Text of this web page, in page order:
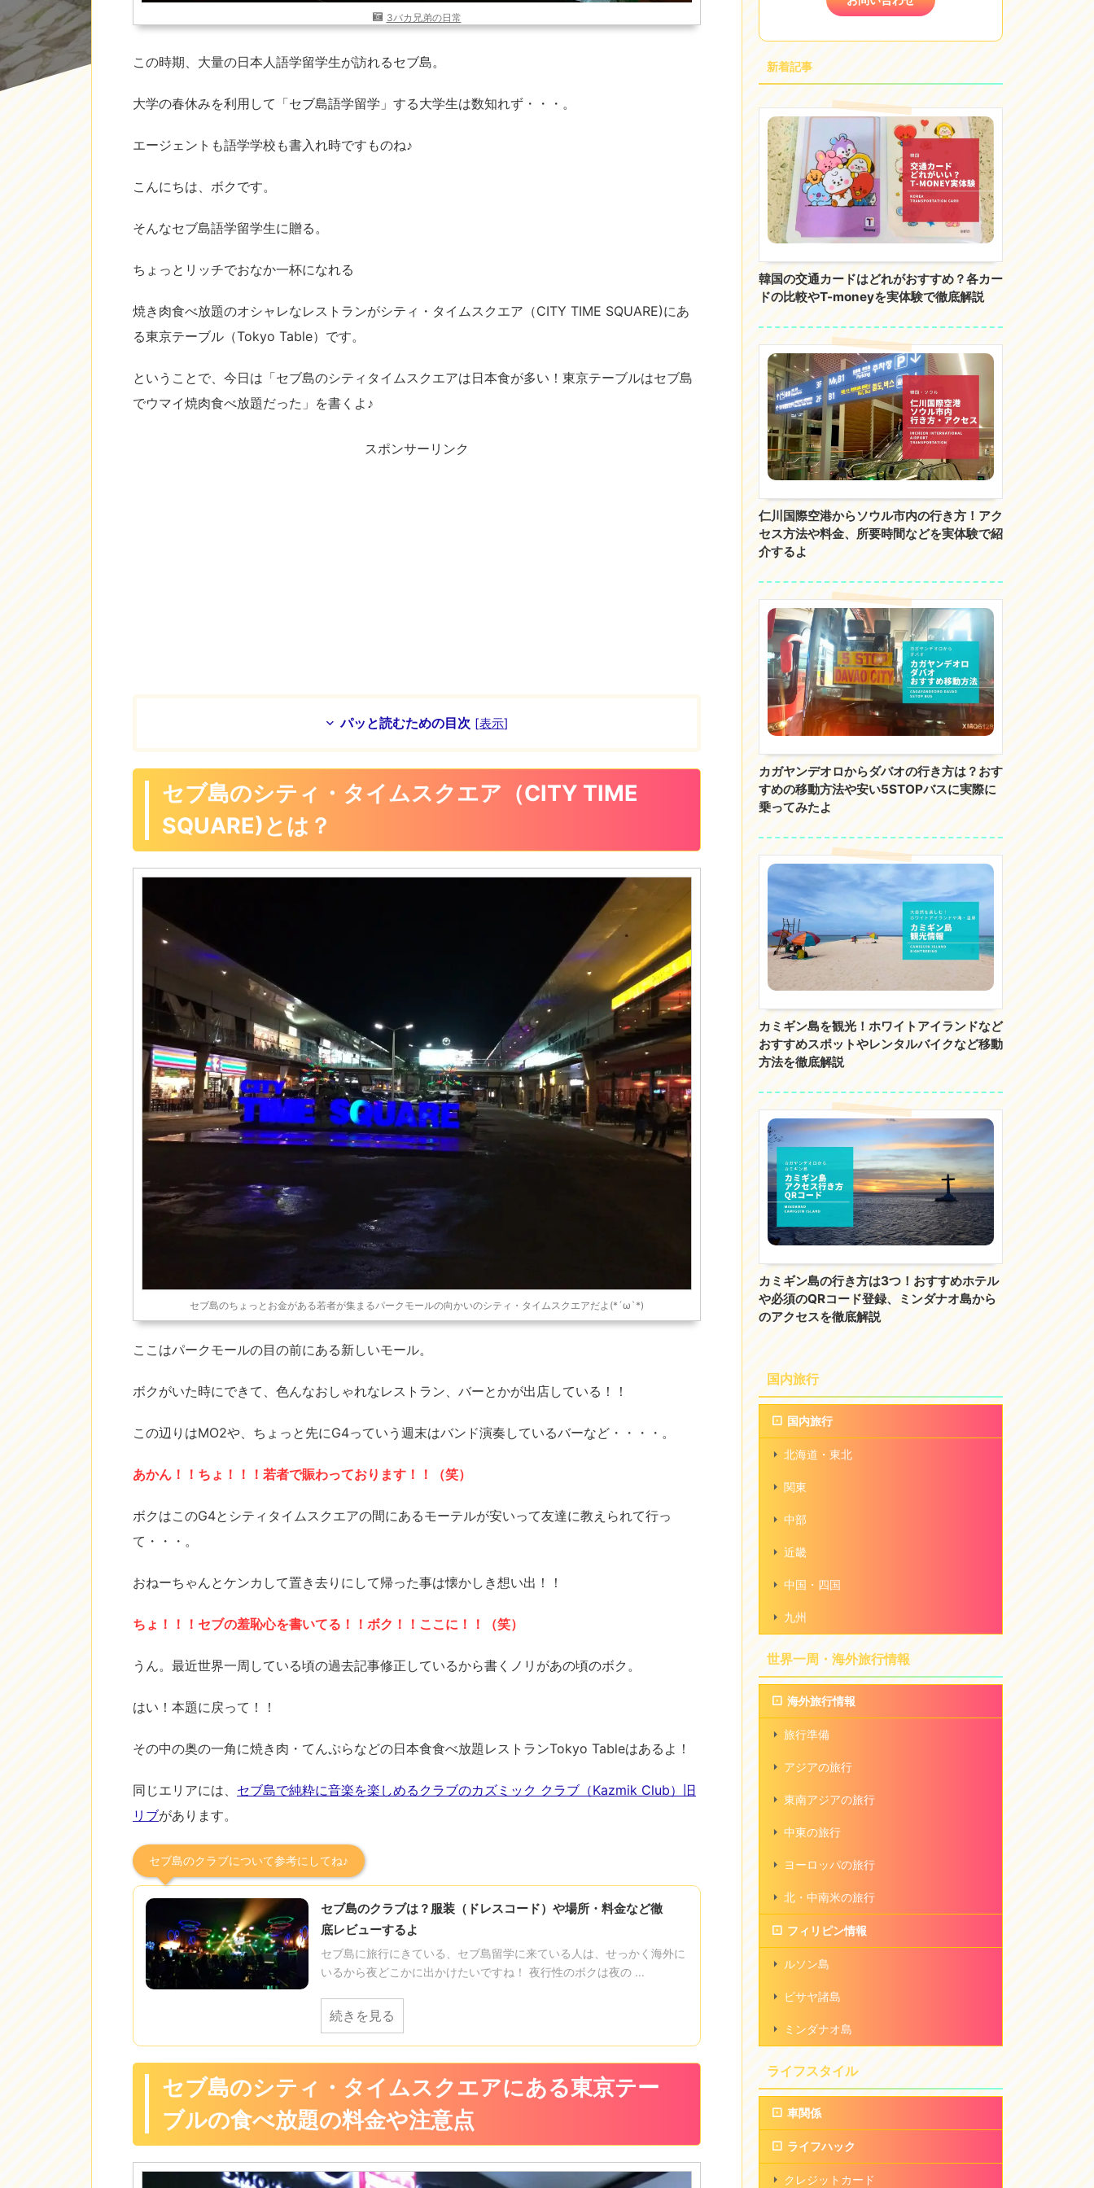
3バカ兄弟の日常
この時期、大量の日本人語学留学生が訪れるセブ島。
大学の春休みを利用して「セブ島語学留学」する大学生は数知れず・・・。
エージェントも語学学校も書入れ時ですものね♪
こんにちは、ボクです。
そんなセブ島語学留学生に贈る。
ちょっとリッチでおなか一杯になれる
焼き肉食べ放題のオシャレなレストランがシティ・タイムスクエア（CITY TIME SQUARE)にあ
る東京テーブル（Tokyo Table）です。
ということで、今日は「セブ島のシティタイムスクエアは日本食が多い！東京テーブルはセブ島
でウマイ焼肉食べ放題だった」を書くよ♪
スポンサーリンク
パッと読むための目次 [表示]
セブ島のシティ・タイムスクエア（CITY TIME
SQUARE)とは？
セブ島のちょっとお金がある若者が集まるパークモールの向かいのシティ・タイムスクエアだよ(*´ω`*)
ここはパークモールの目の前にある新しいモール。
ボクがいた時にできて、色んなおしゃれなレストラン、バーとかが出店している！！
この辺りはMO2や、ちょっと先にG4っていう週末はバンド演奏しているバーなど・・・・。
あかん！！ちょ！！！若者で賑わっております！！（笑）
ボクはこのG4とシティタイムスクエアの間にあるモーテルが安いって友達に教えられて行っ
て・・・。
おねーちゃんとケンカして置き去りにして帰った事は懐かしき想い出！！
ちょ！！！セブの羞恥心を書いてる！！ボク！！ここに！！（笑）
うん。最近世界一周している頃の過去記事修正しているから書くノリがあの頃のボク。
はい！本題に戻って！！
その中の奥の一角に焼き肉・てんぷらなどの日本食食べ放題レストランTokyo Tableはあるよ！
同じエリアには、 セブ島で純粋に音楽を楽しめるクラブのカズミック クラブ（Kazmik Club）旧
リブがあります。
セブ島のクラブについて参考にしてね♪
セブ島のクラブは？服装（ドレスコード）や場所・料金など徹
底レビューするよ
セブ島に旅行にきている、セブ島留学に来ている人は、せっかく海外に
いるから夜どこかに出かけたいですね！ 夜行性のボクは夜の ...
続きを見る
セブ島のシティ・タイムスクエアにある東京テー
ブルの食べ放題の料金や注意点
新着記事
韓国の交通カードはどれがおすすめ？各カー
ドの比較やT-moneyを実体験で徹底解説
仁川国際空港からソウル市内の行き方！アク
セス方法や料金、所要時間などを実体験で紹
介するよ
カガヤンデオロからダバオの行き方は？おす
すめの移動方法や安い5STOPバスに実際に
乗ってみたよ
カミギン島を観光！ホワイトアイランドなど
おすすめスポットやレンタルバイクなど移動
方法を徹底解説
カミギン島の行き方は3つ！おすすめホテル
や必須のQRコード登録、ミンダナオ島から
のアクセスを徹底解説
国内旅行
国内旅行
北海道・東北
関東
中部
近畿
中国・四国
九州
世界一周・海外旅行情報
海外旅行情報
旅行準備
アジアの旅行
東南アジアの旅行
中東の旅行
ヨーロッパの旅行
北・中南米の旅行
フィリピン情報
ルソン島
ビサヤ諸島
ミンダナオ島
ライフスタイル
車関係
ライフハック
クレジットカード